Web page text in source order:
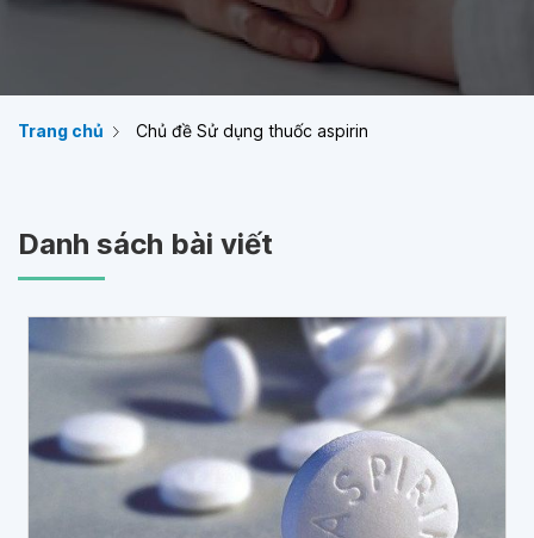
Trang chủ Chủ đề Sử dụng thuốc aspirin
Danh sách bài viết